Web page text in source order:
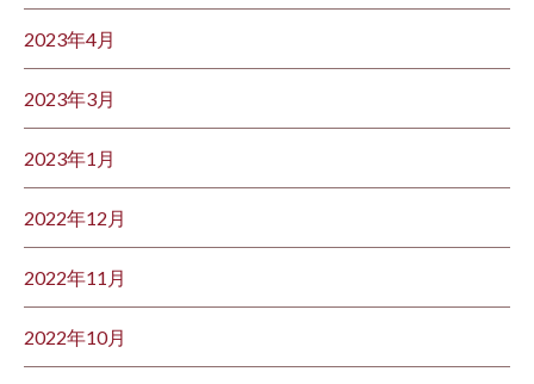
2023年4月
2023年3月
2023年1月
2022年12月
2022年11月
2022年10月